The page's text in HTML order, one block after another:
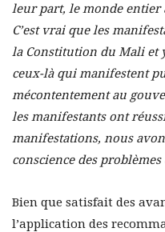
leur part, le monde entier
C’est vrai que les
la Constitution du Mali et
ceux-là qui manifestent
mécontentement au
les manifestants ont
manifestations, nous
conscience des
Bien que satisfait des
l’application des